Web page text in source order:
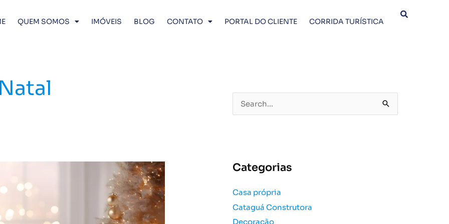
QUEM SOMOS IMÓVEIS BLOG CONTATO PORTAL DO CLIENTE CORRIDA TURÍSTICA
e
i
a
r
p
Categorias
Casa própria
Cataguá Construtora
Decoração